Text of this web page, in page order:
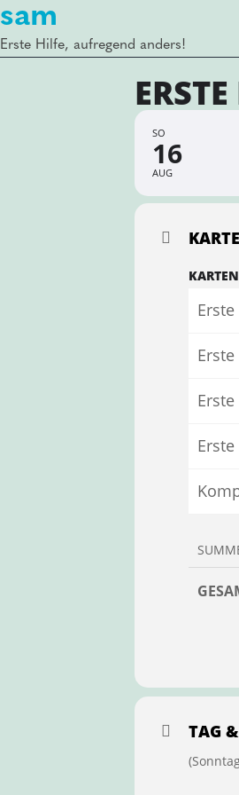
sam
Erste Hilfe, aufregend anders!
SO
16
AUG
KARTEN
TAG